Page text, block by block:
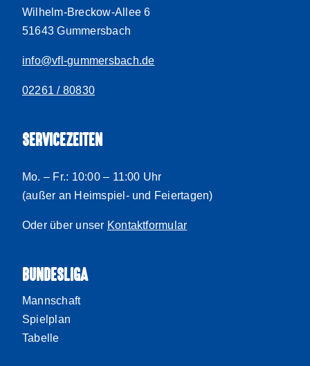
Wilhelm-Breckow-Allee 6
51643 Gummersbach
info@vfl-gummersbach.de
02261 / 80830
SERVICEZEITEN
Mo. – Fr.: 10:00 – 11:00 Uhr
(außer an Heimspiel- und Feiertagen)
Oder über unser Kontaktformular
BUNDESLIGA
Mannschaft
Spielplan
Tabelle